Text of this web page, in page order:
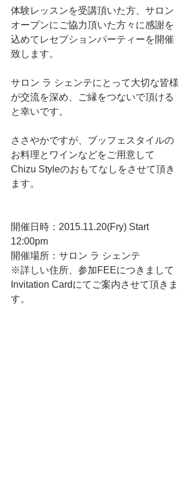
体験レッスンを受講頂いた方、サロン
オープンにご協力頂いた方々に感謝を
込めてレセプションパーティーを開催
致します。
サロン ラ シェンテにとって大切な皆様
が交流を深め、ご縁をつないで頂ける
と幸いです。
ささやかですが、ブッフェスタイルの
お料理とワインなどをご用意して
Chizu Styleのおもてなしをさせて頂き
ます。
開催日時：2015.11.20(Fry) Start
12:00pm
開催場所：サロン ラ シェンテ
※詳しい住所、参加FEEにつきまして
Invitation Cardにてご案内させて頂きま
す。